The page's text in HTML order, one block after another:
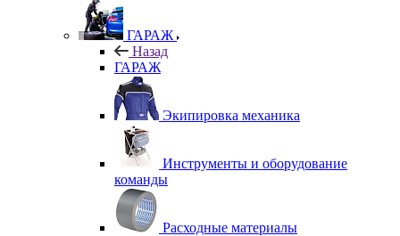
ГАРАЖ
Назад
ГАРАЖ
Экипировка механика
Инструменты и оборудование
команды
Расходные материалы